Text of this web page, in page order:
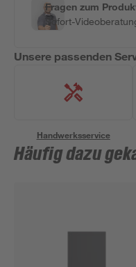
Fragen zum
Sofort-
Unsere passenden
Handwerksservice
Häufig dazu